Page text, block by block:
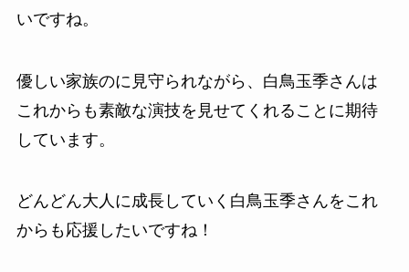
いですね。
優しい家族のに見守られながら、白鳥玉季さんは
これからも素敵な演技を見せてくれることに期待
しています。
どんどん大人に成長していく白鳥玉季さんをこれ
からも応援したいですね！